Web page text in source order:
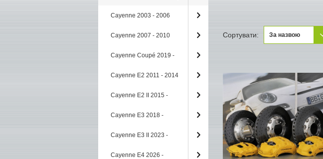
Cayenne 2003 - 2006
Cayenne 2007 - 2010
Cayenne Coupé 2019 -
Cayenne E2 2011 - 2014
Cayenne E2 II 2015 -
Cayenne E3 2018 -
Cayenne E3 II 2023 -
Cayenne E4 2026 -
Сортувати: За назвою